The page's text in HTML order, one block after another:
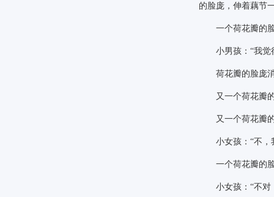
的脸庞，伸着藕节
一个荷花瓣的脸
小男孩： “我觉
荷花瓣的脸庞消
又一个荷花瓣的
又一个荷花瓣的
小女孩： “不，
一个荷花瓣的脸
小女孩： “不对